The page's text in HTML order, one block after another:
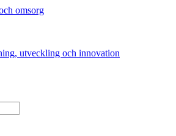
omsorg
utveckling och innovation